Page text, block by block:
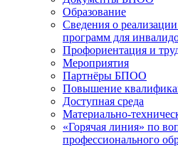
Образование
Сведения о
программ для
Профориентация и
Мероприятия
Партнёры БПОО
Повышение
Доступная среда
Материально-
«Горячая линия» по
профессионального